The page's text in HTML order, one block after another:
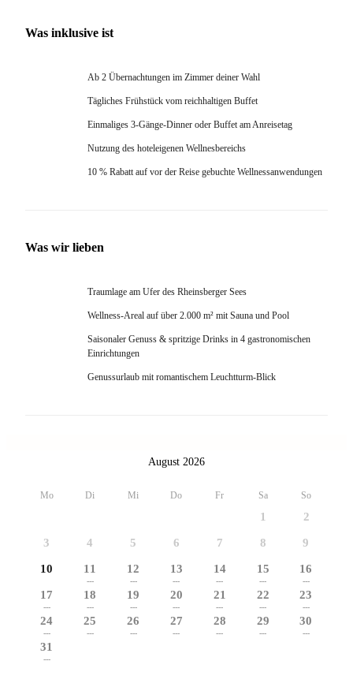
Was inklusive ist
Ab 2 Übernachtungen im Zimmer deiner Wahl
Tägliches Frühstück vom reichhaltigen Buffet
Einmaliges 3-Gänge-Dinner oder Buffet am Anreisetag
Nutzung des hoteleigenen Wellnesbereichs
10 % Rabatt auf vor der Reise gebuchte Wellnessanwendungen
Was wir lieben
Traumlage am Ufer des Rheinsberger Sees
Wellness-Areal auf über 2.000 m² mit Sauna und Pool
Saisonaler Genuss & spritzige Drinks in 4 gastronomischen
Einrichtungen
Genussurlaub mit romantischem Leuchtturm-Blick
August 2026
Mo Di Mi Do Fr Sa So
1 2
3 4 5 6 7 8 9
10 11
---
12
---
13
---
14
---
15
---
16
---
17
---
18
---
19
---
20
---
21
---
22
---
23
---
24
---
25
---
26
---
27
---
28
---
29
---
30
---
31
---